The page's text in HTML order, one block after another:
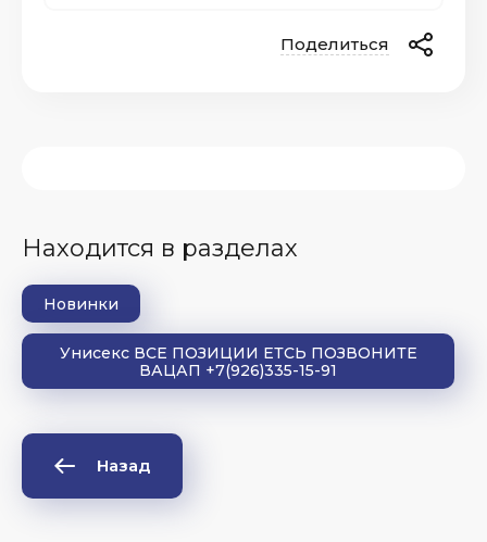
Поделиться
Находится в разделах
Новинки
Унисекс ВСЕ ПОЗИЦИИ ЕТСЬ ПОЗВОНИТЕ
ВАЦАП +7(926)335-15-91
Назад